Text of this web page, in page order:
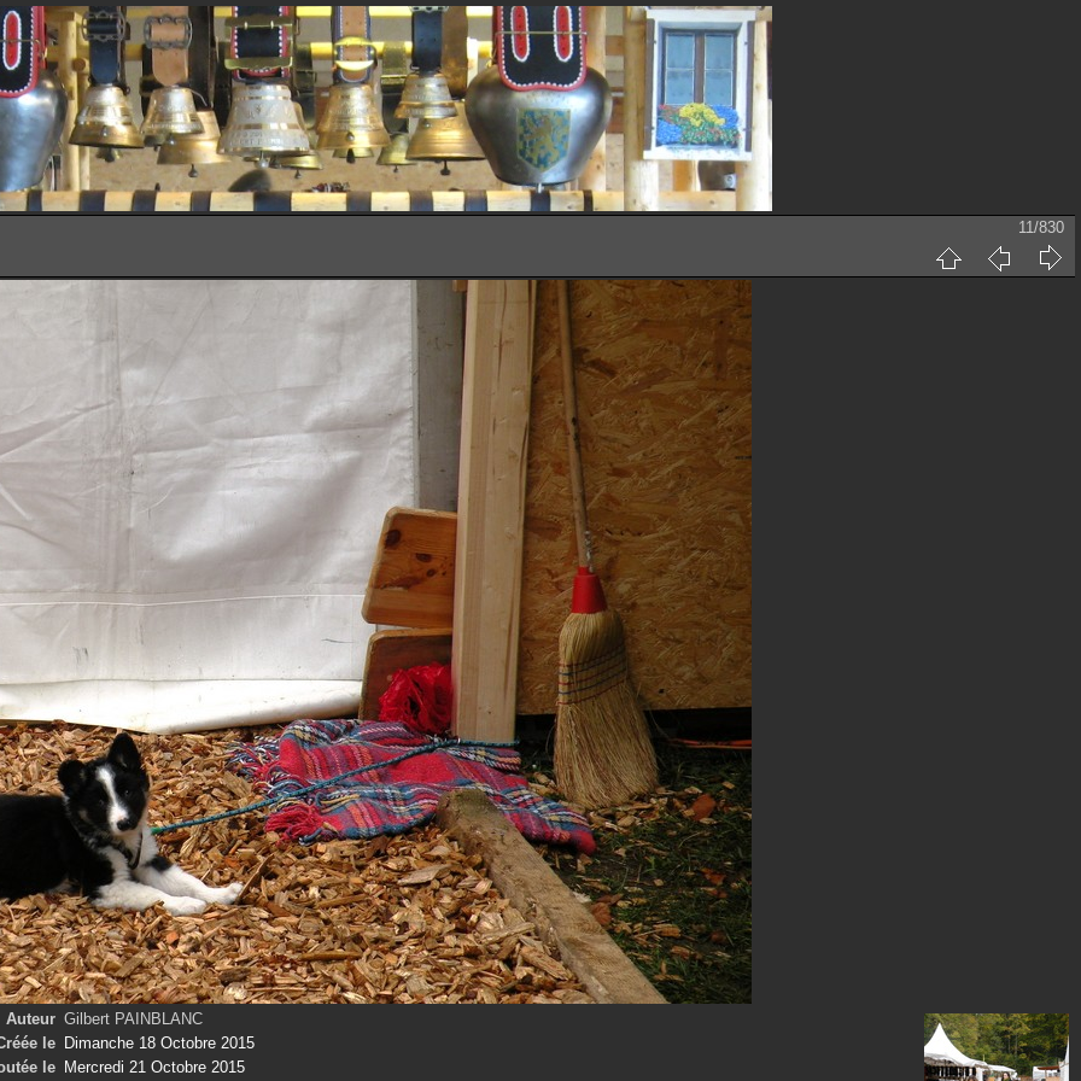
11/830
Auteur Gilbert PAINBLANC
le Dimanche 18 Octobre 2015
le Mercredi 21 Octobre 2015